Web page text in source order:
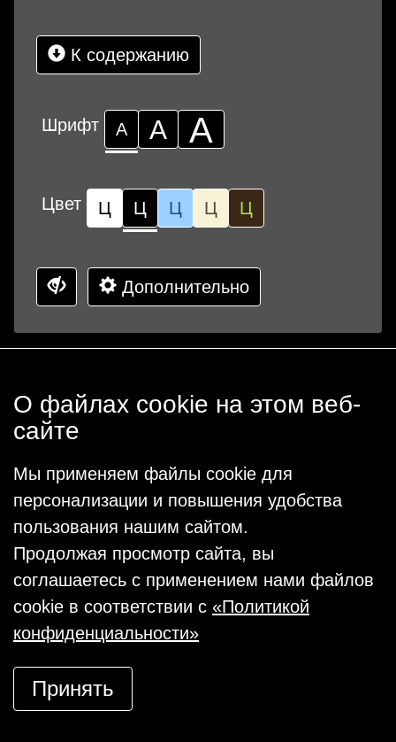
К содержанию
Шрифт А А А
Цвет Ц Ц Ц Ц Ц
Дополнительно
О файлах cookie на этом веб-
сайте
Мы применяем файлы cookie для
персонализации и повышения удобства
пользования нашим сайтом.
Продолжая просмотр сайта, вы
соглашаетесь с применением нами файлов
cookie в соответствии с «Политикой
конфиденциальности»
Принять